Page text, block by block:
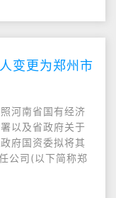
变更为郑州市
河南省国有经济
以及省政府关于
府国资委拟将其
公司(以下简称郑